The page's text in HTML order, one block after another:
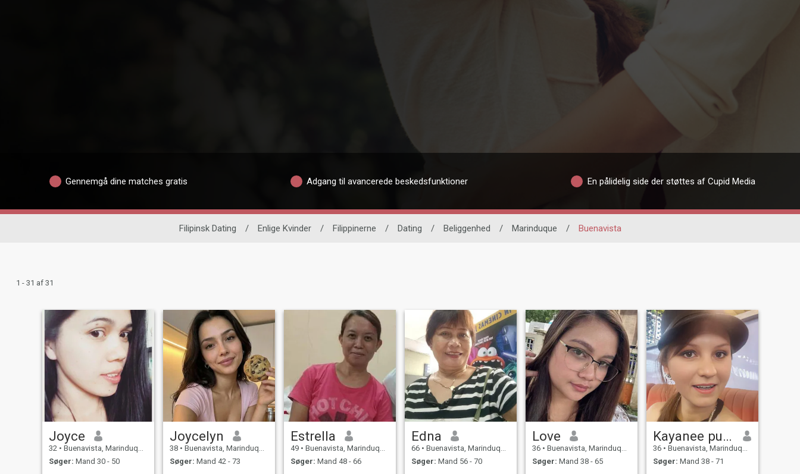
Gennemgå dine matches gratis Adgang til avancerede beskedsfunktioner En pålidelig side der støttes af Cupid Media
Filipinsk Dating / Enlige Kvinder / Filippinerne / Dating / Beliggenhed / Marinduque / Buenavista
1 - 31 af 31
Joyce
32 • Buenavista, Marinduque, Filippinerne
Søger: Mand 30 - 50
Joycelyn
38 • Buenavista, Marinduque, Filippinerne
Søger: Mand 42 - 73
Estrella
49 • Buenavista, Marinduque, Filippinerne
Søger: Mand 48 - 66
Edna
66 • Buenavista, Marinduque, Filippinerne
Søger: Mand 56 - 70
Love
36 • Buenavista, Marinduque, Filippinerne
Søger: Mand 38 - 65
Kayanee pulona
36 • Buenavista, Marinduque, Filippinerne
Søger: Mand 38 - 71